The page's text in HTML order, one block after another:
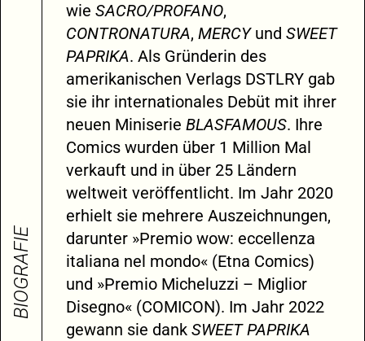
BIOGRAFIE
wie SACRO/PROFANO,
CONTRONATURA, MERCYund SWEET
PAPRIKA. Als Gründerin des
amerikanischen Verlags DSTLRY gab
sie ihr internationales Debüt mit ihrer
neuen Miniserie BLASFAMOUS. Ihre
Comics wurden über 1 Million Mal
verkauft und in über 25 Ländern
weltweit veröffentlicht. Im Jahr 2020
erhielt sie mehrere Auszeichnungen,
darunter »Premio wow: eccellenza
italiana nel mondo« (Etna Comics)
und »Premio Micheluzzi – Miglior
Disegno« (COMICON). Im Jahr 2022
gewann sie dank SWEET PAPRIKA